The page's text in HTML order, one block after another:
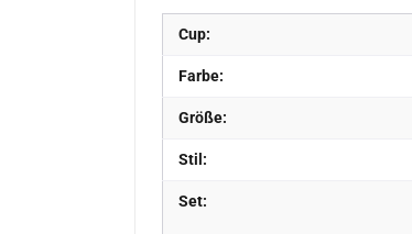
Cup:
Farbe:
Größe:
Stil:
Set: